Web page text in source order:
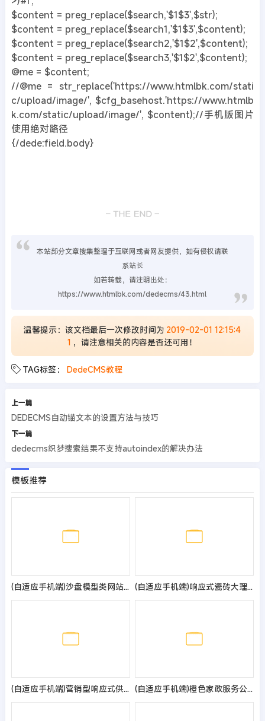
$content = preg_replace($search,'$1$3',$str);
$content = preg_replace($search1,'$1$3',$content);
$content = preg_replace($search2,'$1$2',$content);
$content = preg_replace($search3,'$1$2',$content);
@me = $content;
//@me = str_replace('https://www.htmlbk.com/stati
c/upload/image/', $cfg_basehost.'https://www.htmlb
k.com/static/upload/image/', $content);//手机版图片
使用绝对路径
{/dede:field.body}
本站部分文章搜集整理于互联网或者网友提供，如有侵权请联
系站长
如若转载，请注明出处：
https://www.htmlbk.com/dedecms/43.html
温馨提示：该文档最后一次修改时间为 2019-02-01 12:15:4
1 ，请注意相关的内容是否还可用！
TAG标签： DedeCMS教程
上一篇
DEDECMS自动锚文本的设置方法与技巧
下一篇
dedecms织梦搜索结果不支持autoindex的解决办法
模板推荐
(自适应手机端)沙盘模型类网站模板 3D建筑模型网站源码 (自适应手机端)响应式瓷砖大理石建材类网站pbootcms模板 html5装修建材网站模板
(自适应手机端)营销型响应式供水环保设备制造类pbootcms企业网站模板 不锈钢水箱水处理网站源码 (自适应手机端)橙色家政服务公司pbootcms网站模板 清洁保洁服务网站源码